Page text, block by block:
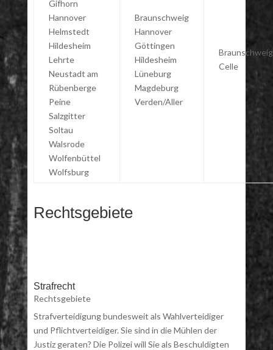
Gifhorn
Hannover
Helmstedt
Hildesheim
Lehrte
Neustadt am
Rübenberge
Peine
Salzgitter
Soltau
Walsrode
Wolfenbüttel
Wolfsburg
Braunschweig
Hannover
Göttingen
Hildesheim
Lüneburg
Magdeburg
Verden/Aller
Braunschweig
Celle
Rechtsgebiete
Strafrecht
Rechtsgebiete
Strafverteidigung bundesweit als Wahlverteidiger
und Pflichtverteidiger. Sie sind in die Mühlen der
Justiz geraten? Die Polizei will Sie als Beschuldigten